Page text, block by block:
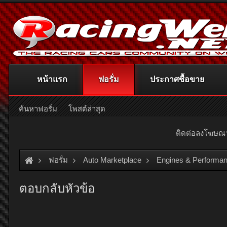
ติดต่อลงโฆษ
ฟอรั่ม Auto Marketplace Engines &
ตอบกลับหัวข้อ
หน้าแรก ฟอรั่ม
ค้นหาฟอรั่ม โพสต์ล่าสุด
ประกาศซื้อขาย